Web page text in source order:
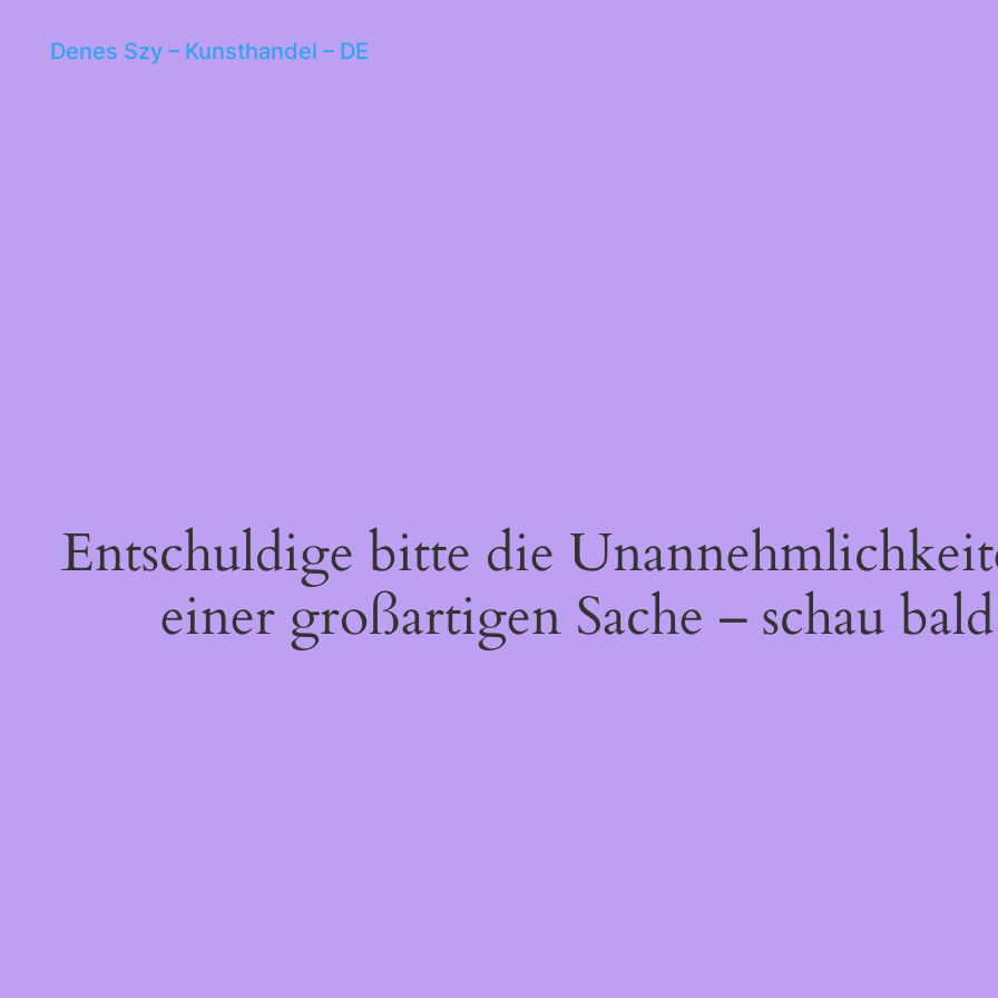
Denes Szy – Kunsthandel – DE
Entschuldige bitte die
einer großartigen Sache – schau